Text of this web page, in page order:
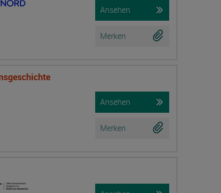
Ansehen
Merken
Ansehen
Merken